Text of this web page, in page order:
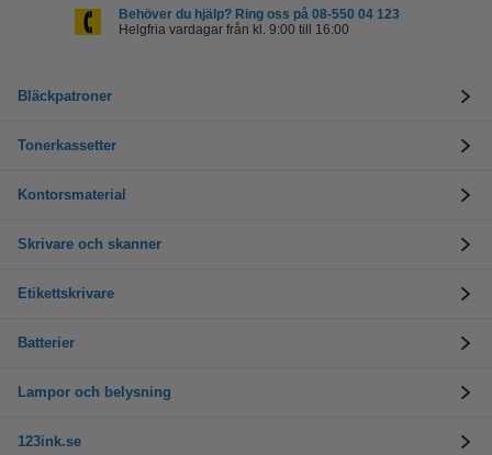
Behöver du hjälp? Ring oss på 08-550 04 123
Helgfria vardagar från kl. 9:00 till 16:00
Bläckpatroner
Tonerkassetter
Kontorsmaterial
Skrivare och skanner
Etikettskrivare
Batterier
Lampor och belysning
123ink.se